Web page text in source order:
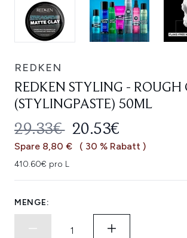
REDKEN
REDKEN STYLING - ROUGH
(STYLINGPASTE) 50ML
UNVERBINDLICHE
29.33€ AKTUELLER
20.53€
Spare 8,80 € ( 30 % Rabatt )
410.60€ pro L
MENGE: